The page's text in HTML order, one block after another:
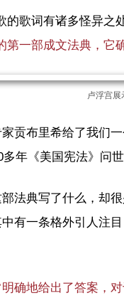
的歌词有诸多怪异之
第一部成文法典，它
卢浮宫
贡布里希给了我们
多年《美国宪法》问
部法典写了什么，却
有一条格外引人注
确地给出了答案，